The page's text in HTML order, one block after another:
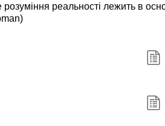
реальності лежить в